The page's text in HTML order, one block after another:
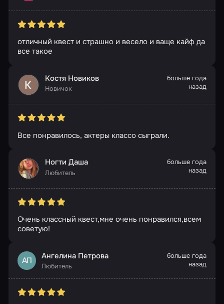
отличный квест и страшно и весело и ваще кайф да
все такое
Костя Новиков
Новичок
больше года
назад
Все понравилось, актеры классо сыграли.
Ногти Даша
Любитель
больше года
назад
Очень классный квест,мне очень понравился,всем
советую!
АП Ангелина Петрова
Любитель
больше года
назад